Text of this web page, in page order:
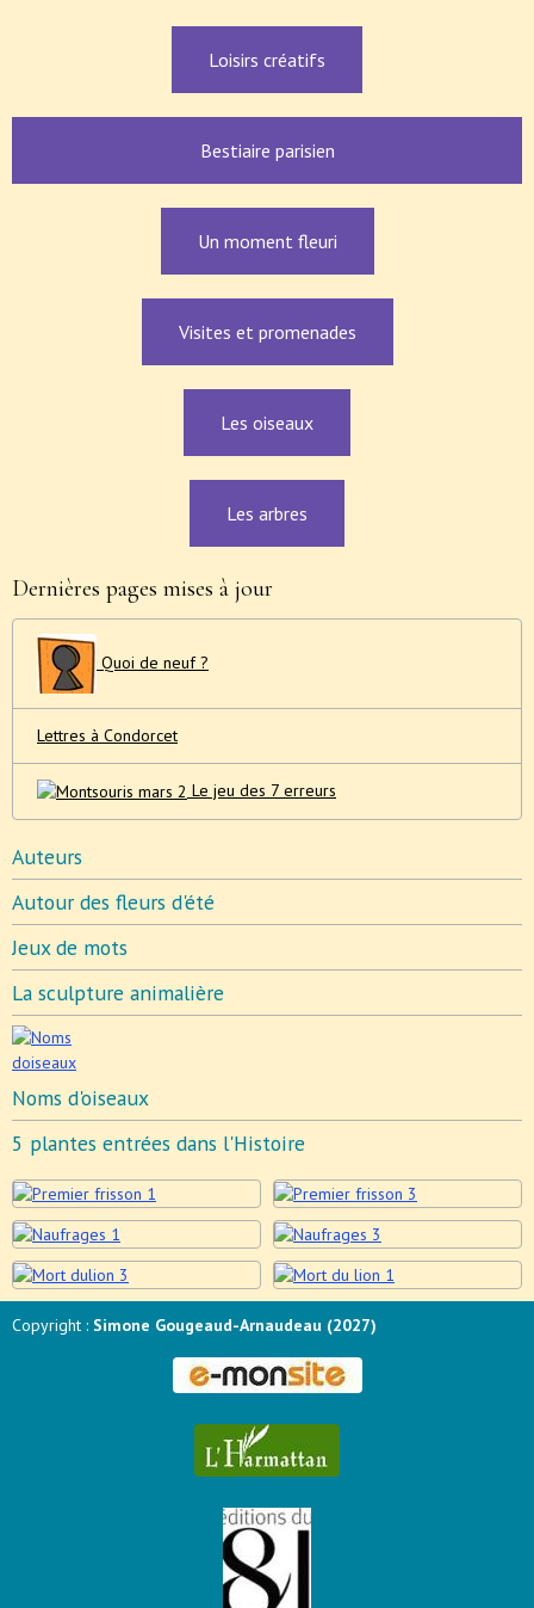
Loisirs créatifs
Bestiaire parisien
Un moment fleuri
Visites et promenades
Les oiseaux
Les arbres
Dernières pages mises à jour
Quoi de neuf ?
Lettres à Condorcet
Le jeu des 7 erreurs
Auteurs
Autour des fleurs d'été
Jeux de mots
La sculpture animalière
Noms d'oiseaux
5 plantes entrées dans l'Histoire
Copyright : Simone Gougeaud-Arnaudeau (2027)